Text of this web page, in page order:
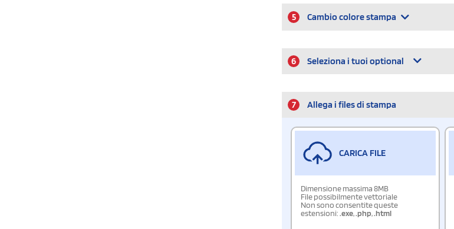
5 Cambio colore stampa
6 Seleziona i tuoi optional
7 Allega i files di stampa
CARICA FILE
Dimensione massima 8MB
File possibilmente vettoriale
Non sono consentite queste
estensioni:.exe,.php,.html